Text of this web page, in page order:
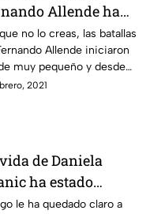
Allende ha
un conquistar y no
siempre
más. | En Sus
no lo creas, las batallas
Allende iniciaron
muy pequeño y desde
toda su vida
2021
de Daniela
ha estado
de numerosas
le ha quedado claro a